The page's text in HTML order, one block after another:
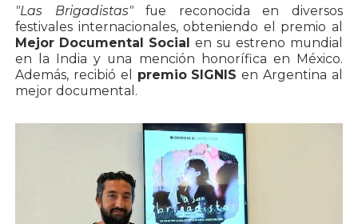
"Las Brigadistas"fue reconocida en diversos
festivales internacionales, obteniendo el premio al
Mejor Documental Social en su estreno mundial
en la India y una mención honorífica en México.
Además, recibió el premio SIGNIS en Argentina al
mejor documental.